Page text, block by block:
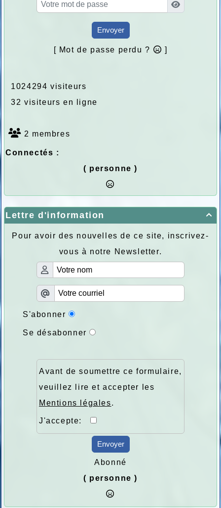
Envoyer
[ Mot de passe perdu ? ]
1024294 visiteurs
32 visiteurs en ligne
2 membres
Connectés :
( personne )

Lettre d'information
Pour avoir des nouvelles de ce site, inscrivez-
vous à notre Newsletter.
S'abonner
Se désabonner
Avant de soumettre ce formulaire,
veuillez lire et accepter les
Mentions légales.
J'accepte:
Envoyer
Abonné
( personne )